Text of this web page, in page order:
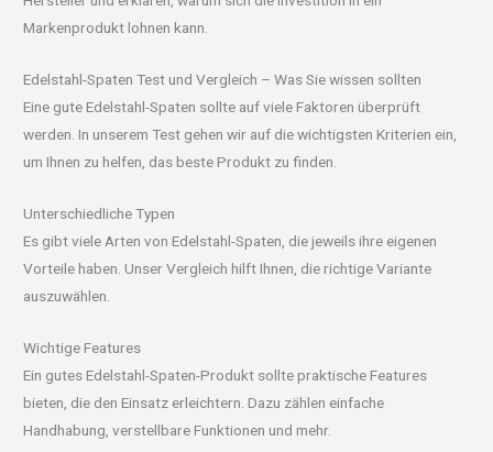
Markenprodukt lohnen kann.
Edelstahl-Spaten Test und Vergleich – Was Sie wissen sollten
Eine gute Edelstahl-Spaten sollte auf viele Faktoren überprüft
werden. In unserem Test gehen wir auf die wichtigsten Kriterien ein,
um Ihnen zu helfen, das beste Produkt zu finden.
Unterschiedliche Typen
Es gibt viele Arten von Edelstahl-Spaten, die jeweils ihre eigenen
Vorteile haben. Unser Vergleich hilft Ihnen, die richtige Variante
auszuwählen.
Wichtige Features
Ein gutes Edelstahl-Spaten-Produkt sollte praktische Features
bieten, die den Einsatz erleichtern. Dazu zählen einfache
Handhabung, verstellbare Funktionen und mehr.